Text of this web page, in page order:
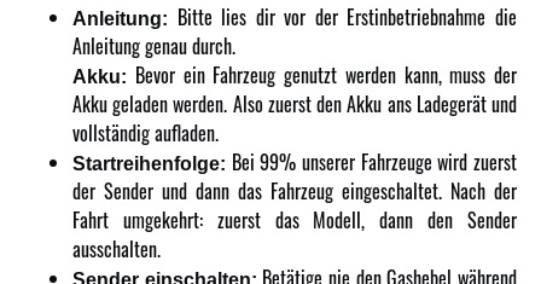
Anleitung: Bitte lies dir vor der Erstinbetriebnahme die
Anleitung genau durch.
Akku: Bevor ein Fahrzeug genutzt werden kann, muss der
Akku geladen werden. Also zuerst den Akku ans Ladegerät und
vollständig aufladen.
Startreihenfolge: Bei 99% unserer Fahrzeuge wird zuerst
der Sender und dann das Fahrzeug eingeschaltet. Nach der
Fahrt umgekehrt: zuerst das Modell, dann den Sender
ausschalten.
Sender einschalten: Betätige nie den Gashebel während